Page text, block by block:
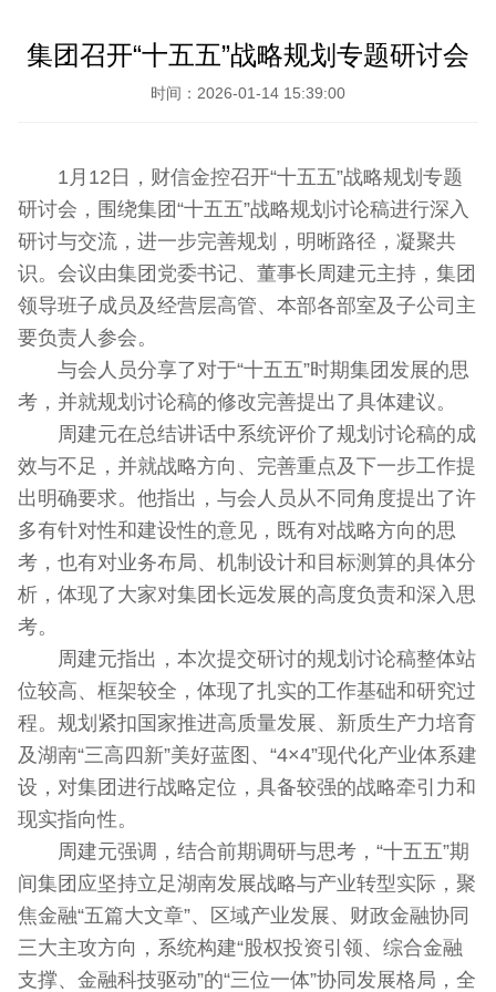
集团召开“十五五”战略规划专题研讨会
时间：2026-01-14 15:39:00
1月12日，财信金控召开“十五五”战略规划专题
研讨会，围绕集团“十五五”战略规划讨论稿进行深入
研讨与交流，进一步完善规划，明晰路径，凝聚共
识。会议由集团党委书记、董事长周建元主持，集团
领导班子成员及经营层高管、本部各部室及子公司主
要负责人参会。
与会人员分享了对于“十五五”时期集团发展的思
考，并就规划讨论稿的修改完善提出了具体建议。
周建元在总结讲话中系统评价了规划讨论稿的成
效与不足，并就战略方向、完善重点及下一步工作提
出明确要求。他指出，与会人员从不同角度提出了许
多有针对性和建设性的意见，既有对战略方向的思
考，也有对业务布局、机制设计和目标测算的具体分
析，体现了大家对集团长远发展的高度负责和深入思
考。
周建元指出，本次提交研讨的规划讨论稿整体站
位较高、框架较全，体现了扎实的工作基础和研究过
程。规划紧扣国家推进高质量发展、新质生产力培育
及湖南“三高四新”美好蓝图、“4×4”现代化产业体系建
设，对集团进行战略定位，具备较强的战略牵引力和
现实指向性。
周建元强调，结合前期调研与思考，“十五五”期
间集团应坚持立足湖南发展战略与产业转型实际，聚
焦金融“五篇大文章”、区域产业发展、财政金融协同
三大主攻方向，系统构建“股权投资引领、综合金融
支撑、金融科技驱动”的“三位一体”协同发展格局，全